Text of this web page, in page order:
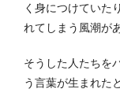
く身につけていた
れてしまう風潮が
そうした人たちを
う言葉が生まれた